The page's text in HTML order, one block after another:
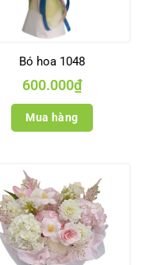
Bó hoa 1048
600.000₫
Mua hàng